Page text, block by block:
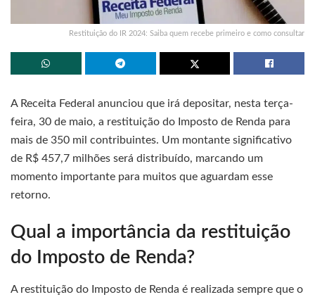
Restituição do IR 2024: Saiba quem recebe primeiro e como consultar
A Receita Federal anunciou que irá depositar, nesta terça-
feira, 30 de maio, a restituição do Imposto de Renda para
mais de 350 mil contribuintes. Um montante significativo
de R$ 457,7 milhões será distribuído, marcando um
momento importante para muitos que aguardam esse
retorno.
Qual a importância da restituição
do Imposto de Renda?
A restituição do Imposto de Renda é realizada sempre que o